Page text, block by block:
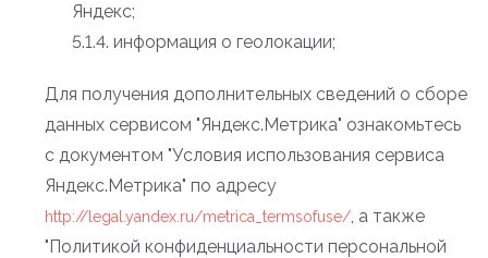
Яндекс;
5.1.4. информация о геолокации;
Для получения дополнительных сведений о сборе
данных сервисом "Яндекс.Метрика" ознакомьтесь
с документом "Условия использования сервиса
Яндекс.Метрика" по адресу
http://legal.yandex.ru/metrica_termsofuse/, а также
"Политикой конфиденциальности персональной